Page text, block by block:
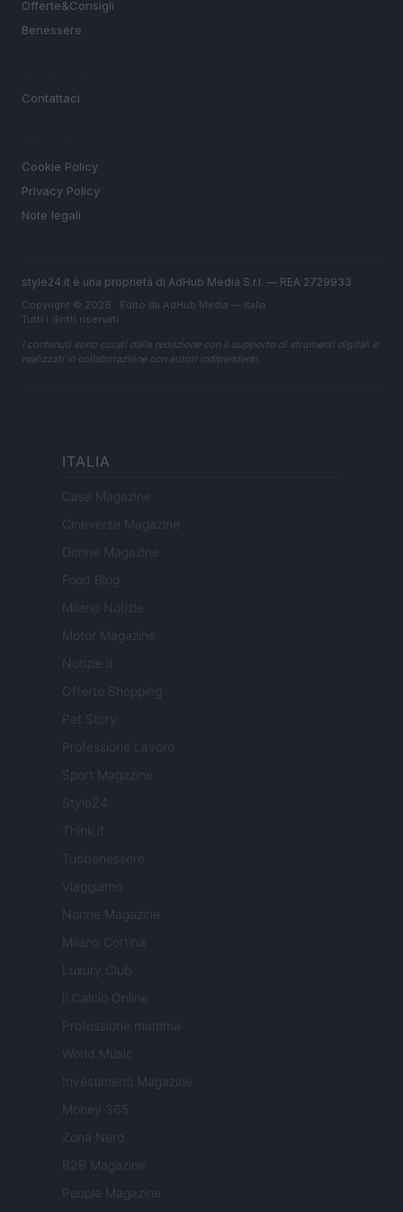
Offerte&Consigli
Benessere
Contattaci
Cookie Policy
Privacy Policy
Note legali
style24.it è una proprietà di AdHub Media S.r.l. — REA 2729933
Copyright © 2026 · Edito da AdHub Media — Italia
Tutti i diritti riservati
I contenuti sono curati dalla redazione con il supporto di strumenti digitali e
realizzati in collaborazione con autori indipendenti.
ITALIA
Casa Magazine
Cineverse Magazine
Donne Magazine
Food Blog
Milano Notizie
Motor Magazine
Notizie.it
Offerte Shopping
Pet Story
Professione Lavoro
Sport Magazine
Style24
Think.it
Tuobenessere
Viaggiamo
Nonne Magazine
Milano Cortina
Luxury Club
Il Calcio Online
Professione mamma
World Music
Investimenti Magazine
Money 365
Zona Nerd
B2B Magazine
People Magazine